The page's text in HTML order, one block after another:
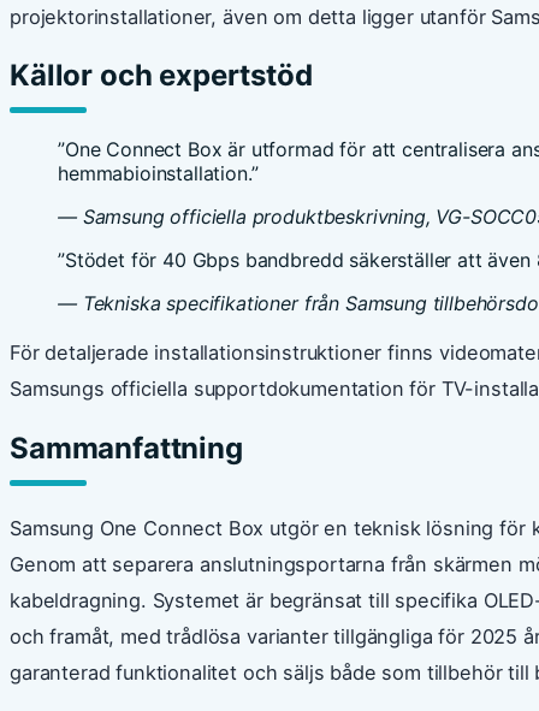
projektorinstallationer, även om detta ligger utanför
Källor och expertstöd
”One Connect Box är utformad för att centralisera
hemmabioinstallation.”
— Samsung officiella produktbeskrivning, VG-
”Stödet för 40 Gbps bandbredd säkerställer att även
— Tekniska specifikationer från Samsung
För detaljerade installationsinstruktioner finns
Samsungs officiella supportdokumentation för TV-
Sammanfattning
Samsung One Connect Box utgör en teknisk lösning
Genom att separera anslutningsportarna från skärmen
kabeldragning. Systemet är begränsat till specifika
och framåt, med trådlösa varianter tillgängliga för 2025
garanterad funktionalitet och säljs både som tillbehör